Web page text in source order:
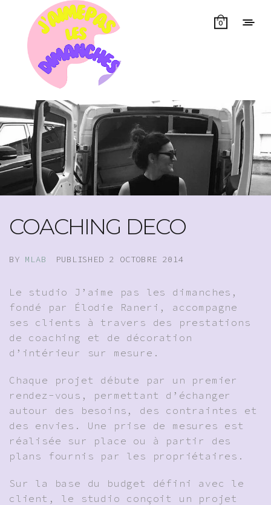
0
COACHING DECO
BY MLAB PUBLISHED 2 OCTOBRE 2014
Le studio J’aime pas les dimanches,
fondé par Élodie Raneri, accompagne
ses clients à travers des prestations
de coaching et de décoration
d’intérieur sur mesure.
Chaque projet débute par un premier
rendez-vous, permettant d’échanger
autour des besoins, des contraintes et
des envies. Une prise de mesures est
réalisée sur place ou à partir des
plans fournis par les propriétaires.
Sur la base du budget défini avec le
client, le studio conçoit un projet